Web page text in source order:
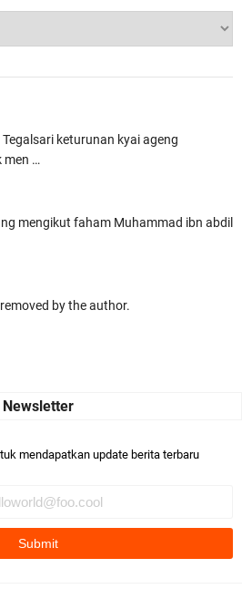
keturunan kyai ageng
men …
mengikut faham Muhammad ibn abdil
by the author.
artikel Alloh berikan pemahaman yg
mendapatkan update berita terbaru